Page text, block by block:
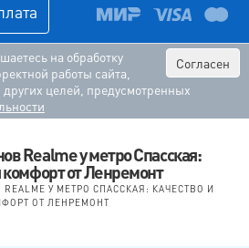
Согласен
на обработку
работы сайта,
целей, предусмотренных
Realme у метро Спасская:
комфорт от Ленремонт
У МЕТРО СПАССКАЯ: КАЧЕСТВО И
ОТ ЛЕНРЕМОНТ